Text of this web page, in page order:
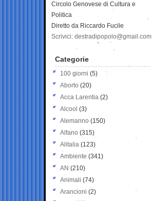
Circolo Genovese di Cultura e
Politica
Diretto da Riccardo Fucile
Scrivici: destradipopolo@gmail.com
Categorie
100 giorni (5)
Aborto (20)
Acca Larentia (2)
Alcool (3)
Alemanno (150)
Alfano (315)
Alitalia (123)
Ambiente (341)
AN (210)
Animali (74)
Arancioni (2)